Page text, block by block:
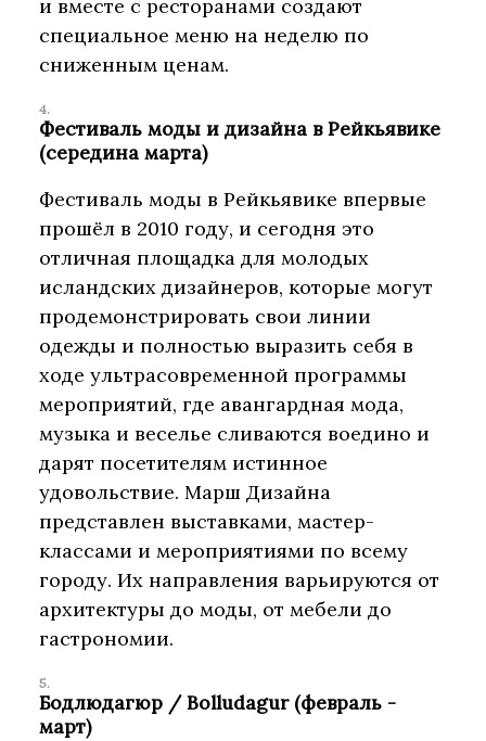
и вместе с ресторанами создают
специальное меню на неделю по
сниженным ценам.
Фестиваль моды и дизайна в Рейкьявике
(середина марта)
Фестиваль моды в Рейкьявике впервые
прошёл в 2010 году, и сегодня это
отличная площадка для молодых
исландских дизайнеров, которые могут
продемонстрировать свои линии
одежды и полностью выразить себя в
ходе ультрасовременной программы
мероприятий, где авангардная мода,
музыка и веселье сливаются воедино и
дарят посетителям истинное
удовольствие. Марш Дизайна
представлен выставками, мастер-
классами и мероприятиями по всему
городу. Их направления варьируются от
архитектуры до моды, от мебели до
гастрономии.
Бодлюдагюр / Bolludagur (февраль -
март)